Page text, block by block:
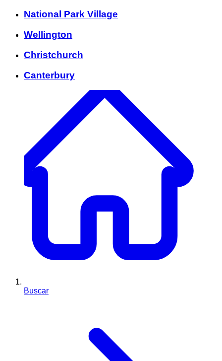
National Park Village
Wellington
Christchurch
Canterbury
Buscar